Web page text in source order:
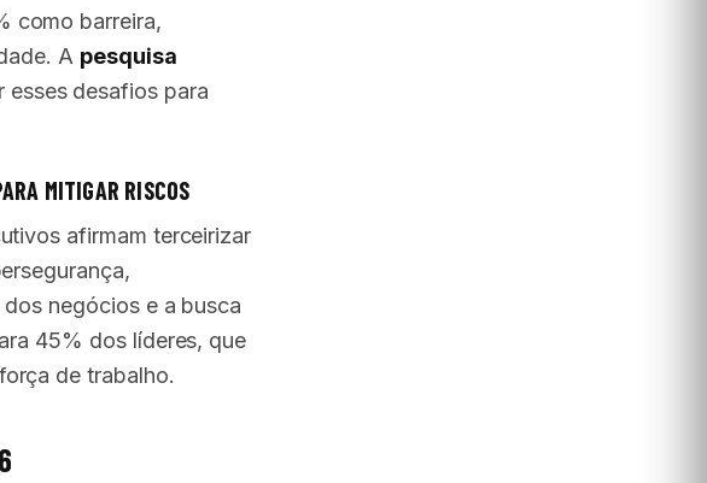
como barreira,
A pesquisa
esses desafios para
MITIGAR RISCOS
afirmam terceirizar
negócios e a busca
45% dos líderes, que
de trabalho.